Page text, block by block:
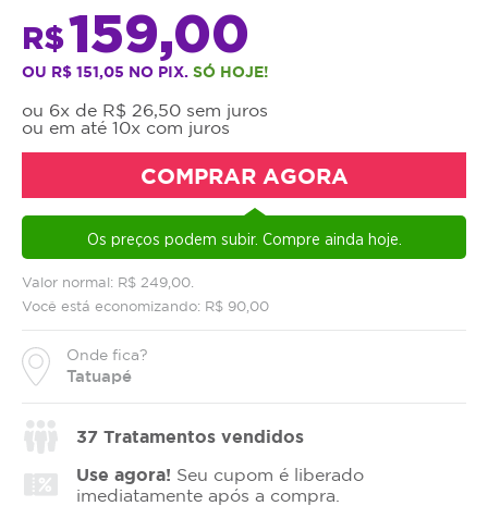
Valor normal: R$ 249,00.
Você está economizando: R$ 90,00
Onde fica?
Tatuapé
R$159,00
OU R$ 151,05 NO PIX. SÓ HOJE!
ou 6x de R$ 26,50 sem juros
ou em até 10x com juros
COMPRAR AGORA
Os preços podem subir. Compre ainda hoje.
37 Tratamentos vendidos
Use agora! Seu cupom é liberado
imediatamente após a compra.